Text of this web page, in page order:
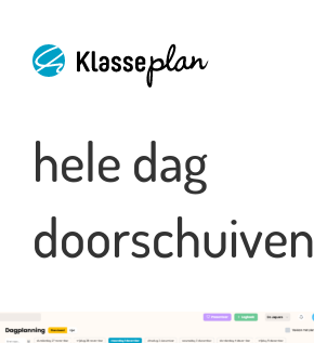
inhoud
hele dag
doorschuiven